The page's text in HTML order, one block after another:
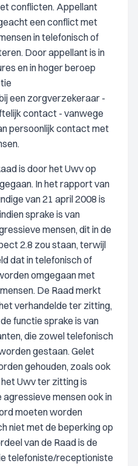
conflicten. Appellant
een conflict met
in telefonisch of
Door appellant is in
en in hoger beroep
een zorgverzekeraar -
contact - vanwege
persoonlijk contact met
is door het Uwv op
In het rapport van
van 21 april 2008 is
sprake is van
mensen, dit in de
2.8 zou staan, terwijl
dat in telefonisch of
omgegaan met
De Raad merkt
verhandelde ter zitting,
functie sprake is van
die zowel telefonisch
gestaan. Gelet
gehouden, zoals ook
Uwv ter zitting is
mensen ook in
moeten worden
niet met de beperking op
van de Raad is de
telefoniste/receptioniste